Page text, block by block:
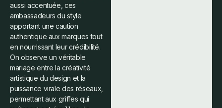
aussi accentuée, ces
ambassadeurs du style
apportant une caution
authentique aux marques tout
en nourrissant leur crédibilité.
On observe un véritable
mariage entre la créativité
artistique du design et la
puissance virale des réseaux,
permettant aux griffes qui